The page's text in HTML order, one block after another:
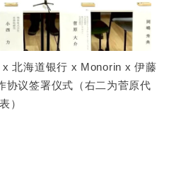
北海道银行 x Monorin x 伊藤
协议签署仪式（右二为菅原代
表）